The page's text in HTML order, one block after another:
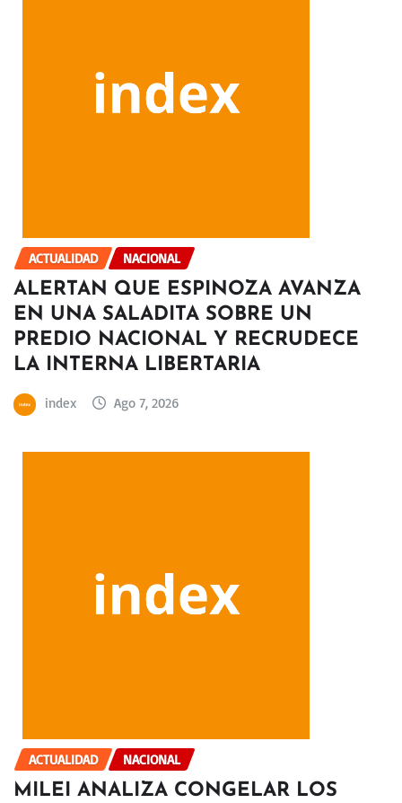
ACTUALIDAD NACIONAL
ALERTAN QUE ESPINOZA AVANZA
EN UNA SALADITA SOBRE UN
PREDIO NACIONAL Y RECRUDECE
LA INTERNA LIBERTARIA
index Ago 7, 2026
ACTUALIDAD NACIONAL
MILEI ANALIZA CONGELAR LOS